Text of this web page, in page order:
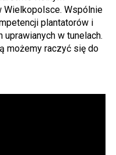
Wielkopolsce. Wspólnie
plantatorów i
w tunelach.
możemy raczyć się do